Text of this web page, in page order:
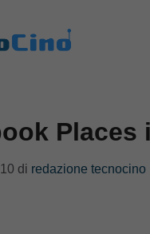
di redazione tecnocino